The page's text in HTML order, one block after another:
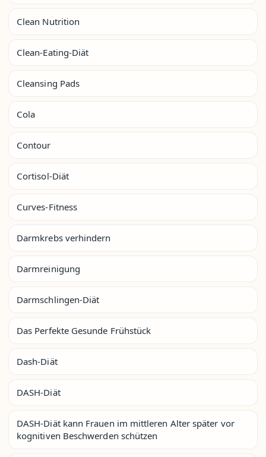
Clean Nutrition
Clean-Eating-Diät
Cleansing Pads
Cola
Contour
Cortisol-Diät
Curves-Fitness
Darmkrebs verhindern
Darmreinigung
Darmschlingen-Diät
Das Perfekte Gesunde Frühstück
Dash-Diät
DASH-Diät
DASH-Diät kann Frauen im mittleren Alter später vor
kognitiven Beschwerden schützen